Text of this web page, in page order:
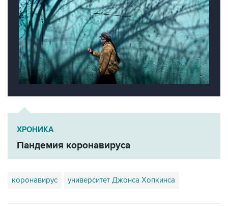
ХРОНИКА
Пандемия коронавируса
коронавирус университет Джонса Хопкинса